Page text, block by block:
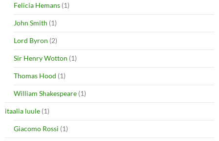
Felicia Hemans (1)
John Smith (1)
Lord Byron (2)
Sir Henry Wotton (1)
Thomas Hood (1)
William Shakespeare (1)
itaalia luule (1)
Giacomo Rossi (1)